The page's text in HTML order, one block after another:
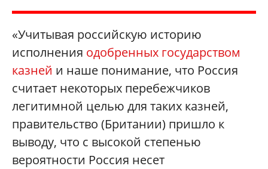
«Учитывая российскую историю
исполнения одобренных государством
казней и наше понимание, что Россия
считает некоторых перебежчиков
легитимной целью для таких казней,
правительство (Британии) пришло к
выводу, что с высокой степенью
вероятности Россия несет